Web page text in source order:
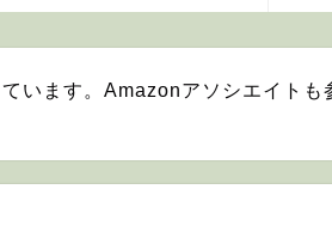
います。Amazonアソシエイトも